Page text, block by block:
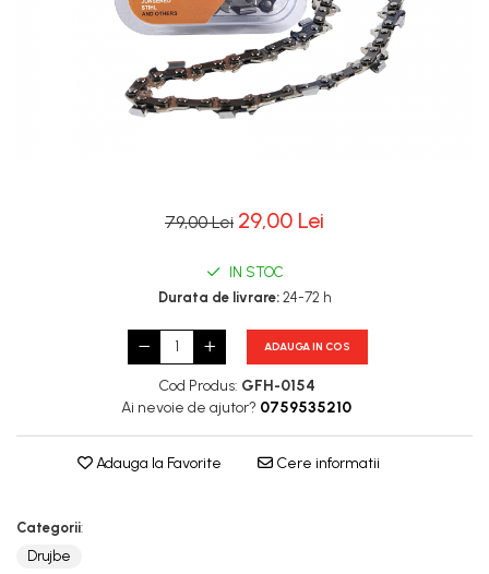
79,00 Lei 29,00 Lei
IN STOC
Durata de livrare: 24-72 h
ADAUGA IN COS
Cod Produs: GFH-0154
Ai nevoie de ajutor? 0759535210
Adauga la Favorite Cere informatii
Categorii:
Drujbe